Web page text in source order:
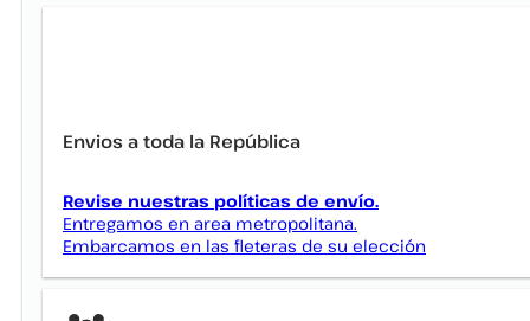
Envios a toda la República
Revise nuestras políticas de envío.
Entregamos en area metropolitana.
Embarcamos en las fleteras de su elección